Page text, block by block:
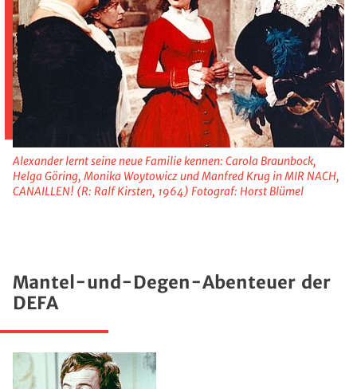
Alexander lernt seine neue Familie kennen: Carola Braunbock,
Helga Göring, Monika Woytowicz und Manfred Krug in MIR NACH,
CANAILLEN! (R: Ralf Kirsten, 1964) Fotograf: Horst Blümel
Mantel-und-Degen-Abenteuer der
DEFA